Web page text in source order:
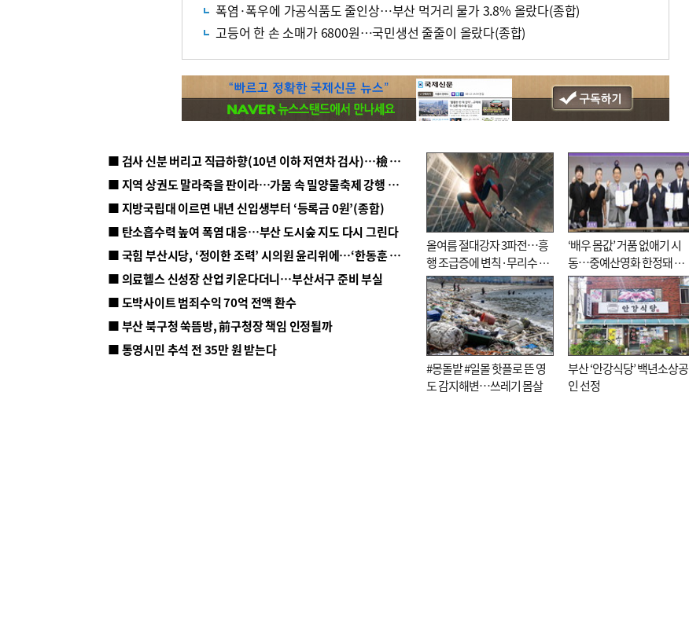
폭염·폭우에 가공식품도 줄인상…부산 먹거리 물가 3.8% 올랐다(종합)
고등어 한 손 소매가 6800원…국민생선 줄줄이 올랐다(종합)
■ 검사 신분 버리고 직급하향(10년 이하 저연차 검사)…檢 중수청행 기피
■ 지역 상권도 말라죽을 판이라…가뭄 속 밀양물축제 강행 논란
■ 지방국립대 이르면 내년 신입생부터 ‘등록금 0원’(종합)
■ 탄소흡수력 높여 폭염 대응…부산 도시숲 지도 다시 그린다
■ 국힘 부산시당, ‘정이한 조력’ 시의원 윤리위에…‘한동훈 지지’도 신고접수
■ 의료헬스 신성장 산업 키운다더니…부산서구 준비 부실
■ 도박사이트 범죄수익 70억 전액 환수
■ 부산 북구청 쑥뜸방, 前구청장 책임 인정될까
■ 통영시민 추석 전 35만 원 받는다
올여름 절대강자 3파전…흥
행 조급증에 변칙·무리수 마
케팅도
‘배우 몸값’ 거품 없애기 시
동…중예산영화 한정돼 실
효성 의문도
#몽돌밭 #일몰 핫플로 뜬 영
도 감지해변…쓰레기 몸살
부산 ‘안강식당’ 백년소상공
인 선정